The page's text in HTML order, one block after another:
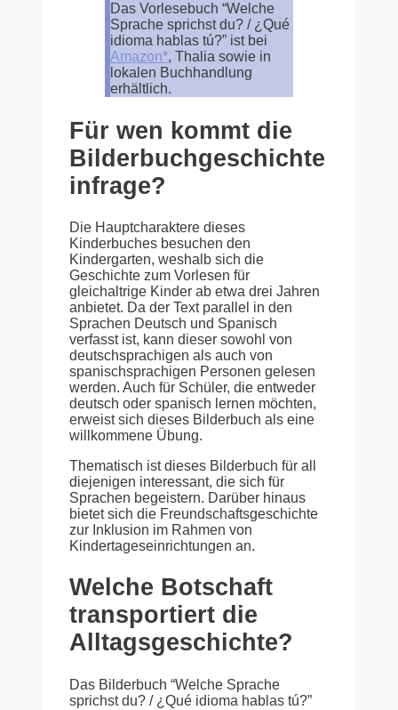
Das Vorlesebuch “Welche
Sprache sprichst du? / ¿Qué
idioma hablas tú?” ist bei
Amazon*, Thalia sowie in
lokalen Buchhandlung
erhältlich.
Für wen kommt die
Bilderbuchgeschichte
infrage?
Die Hauptcharaktere dieses
Kinderbuches besuchen den
Kindergarten, weshalb sich die
Geschichte zum Vorlesen für
gleichaltrige Kinder ab etwa drei Jahren
anbietet. Da der Text parallel in den
Sprachen Deutsch und Spanisch
verfasst ist, kann dieser sowohl von
deutschsprachigen als auch von
spanischsprachigen Personen gelesen
werden. Auch für Schüler, die entweder
deutsch oder spanisch lernen möchten,
erweist sich dieses Bilderbuch als eine
willkommene Übung.
Thematisch ist dieses Bilderbuch für all
diejenigen interessant, die sich für
Sprachen begeistern. Darüber hinaus
bietet sich die Freundschaftsgeschichte
zur Inklusion im Rahmen von
Kindertageseinrichtungen an.
Welche Botschaft
transportiert die
Alltagsgeschichte?
Das Bilderbuch “Welche Sprache
sprichst du? / ¿Qué idioma hablas tú?”